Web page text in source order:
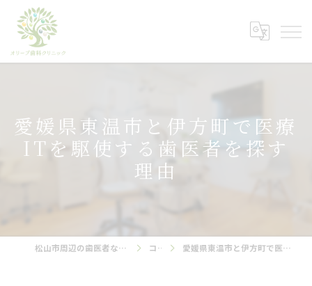
愛媛県東温市と伊方町で医療
ITを駆使する歯医者を探す
理由
松山市周辺の歯医者ならオリーブ歯科クリニック コラム 愛媛県東温市と伊方町で医療ITを駆使する歯医者を探す理由